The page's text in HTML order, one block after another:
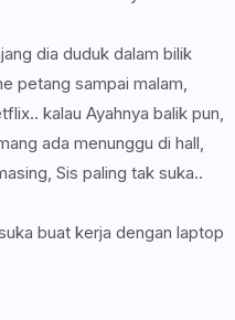
dia duduk dalam bilik
petang sampai malam,
kalau Ayahnya balik pun,
ada menunggu di hall,
Sis paling tak suka..
buat kerja dengan laptop